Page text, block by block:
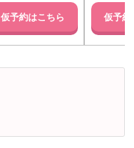
仮予約はこちら 仮予約